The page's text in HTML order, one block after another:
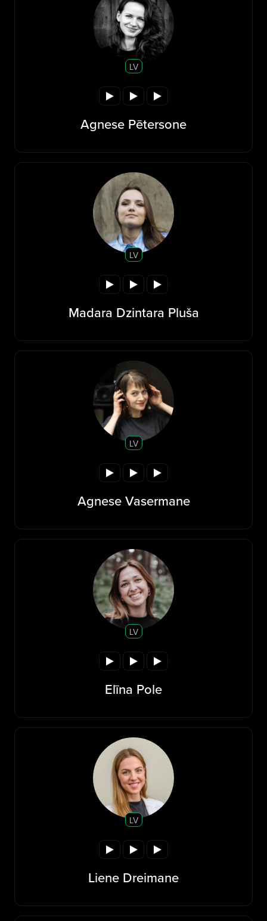
LV
Agnese Pētersone
LV
Madara Dzintara Pluša
LV
Agnese Vasermane
LV
Elīna Pole
LV
Liene Dreimane